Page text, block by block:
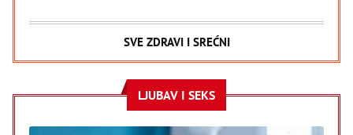
SVE ZDRAVI I SREĆNI
LJUBAV I SEKS